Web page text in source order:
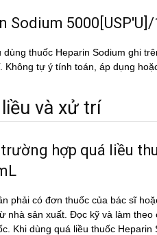
Sodium
dùng thuốc Heparin Sodium ghi
tự ý tính toán, áp dụng
và xử trí
hợp quá liều
phải có đơn thuốc của bác sĩ
nhà sản xuất. Đọc kỹ và làm
Khi dùng quá liều thuốc Heparin